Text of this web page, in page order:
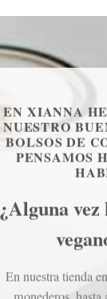
EN XIANNA
NUESTRO
BOLSOS DE
PENSAMOS
¿Alguna vez
En nuestra tienda